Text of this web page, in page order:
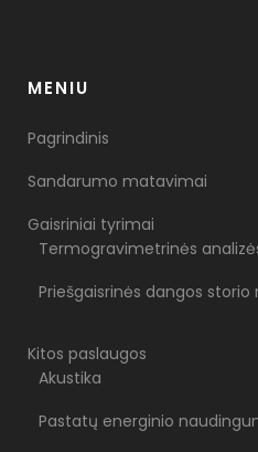
MENIU
Pagrindinis
Sandarumo matavimai
Gaisriniai tyrimai
Termogravimetrinės
Priešgaisrinės dangos
Kitos paslaugos
Akustika
Pastatų energinio